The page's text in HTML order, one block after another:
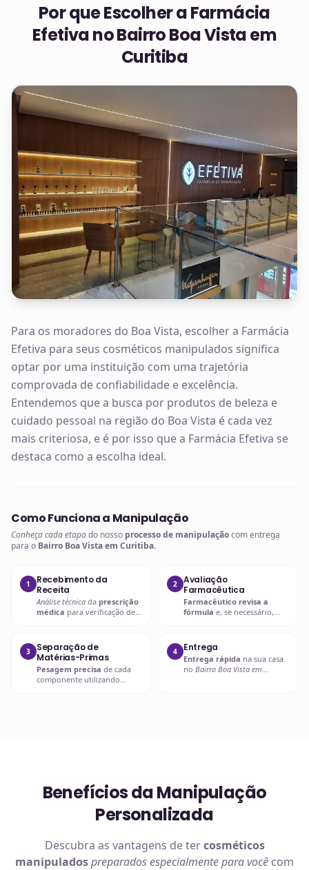
Por que Escolher a Farmácia
Efetiva noBairro Boa Vista em
Curitiba
Para os moradores do Boa Vista, escolher a Farmácia
Efetiva para seus cosméticos manipulados significa
optar por uma instituição com uma trajetória
comprovada de confiabilidade e excelência.
Entendemos que a busca por produtos de beleza e
cuidado pessoal na região do Boa Vista é cada vez
mais criteriosa, e é por isso que a Farmácia Efetiva se
destaca como a escolha ideal.
Como Funciona a Manipulação
Conheça cada etapado nosso processo de manipulaçãocom entrega
para o Bairro Boa Vista em Curitiba.
1
Recebimento da
Receita
Análise técnica da prescrição
médica para verificação de
2
Avaliação
Farmacêutica
Farmacêutico revisa a
fórmula e, se necessário,
esclarecimentos.
3
Separação de
Matérias-Primas
Pesagem precisa de cada
componente utilizando
4 Entrega
Entrega rápida na sua casa
no Bairro Boa Vista em
Benefícios da Manipulação
Personalizada
Descubra as vantagens de tercosméticos
manipuladospreparados especialmente para você com